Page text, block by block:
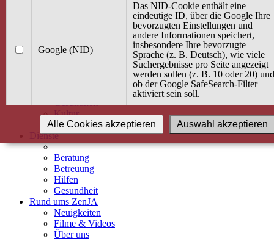
Angebot / Kurs suchen
Babybauch & Elternschaft
Gesundheit
Kultur
Alle Kurse
Dienste
Beratung
Betreuung
Hilfen
Gesundheit
Rund ums ZenJA
Neuigkeiten
Filme & Videos
Über uns
Google (NID)
Das NID-Cookie enthält eine
eindeutige ID, über die Google Ihre
bevorzugten Einstellungen und
andere Informationen speichert,
insbesondere Ihre bevorzugte
Sprache (z. B. Deutsch), wie viele
Suchergebnisse pro Seite angezeigt
werden sollen (z. B. 10 oder 20) und
ob der Google SafeSearch-Filter
aktiviert sein soll.
Auswahl akzeptieren
Alle Cookies akzeptieren